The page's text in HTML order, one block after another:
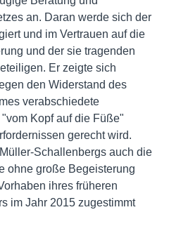
an. Daran werde sich der
und im Vertrauen auf die
und der sie tragenden
Er zeigte sich
den Widerstand des
verabschiedete
Kopf auf die Füße"
gerecht wird.
Schallenbergs auch die
ohne große Begeisterung
ihres früheren
im Jahr 2015 zugestimmt